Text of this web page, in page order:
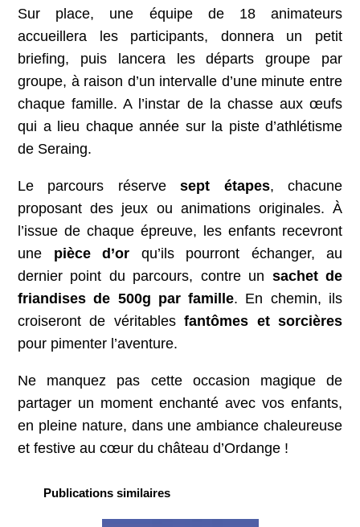
Sur place, une équipe de 18 animateurs
accueillera les participants, donnera un petit
briefing, puis lancera les départs groupe par
groupe, à raison d’un intervalle d’une minute entre
chaque famille. A l’instar de la chasse aux œufs
qui a lieu chaque année sur la piste d’athlétisme
de Seraing.
Le parcours réservesept étapes, chacune
proposant des jeux ou animations originales. À
l’issue de chaque épreuve, les enfants recevront
une pièce d’or qu’ils pourront échanger, au
dernier point du parcours, contre un sachet de
friandises de 500g par famille. En chemin, ils
croiseront de véritablesfantômes et sorcières
pour pimenter l’aventure.
Ne manquez pas cette occasion magique de
partager un moment enchanté avec vos enfants,
en pleine nature, dans une ambiance chaleureuse
et festive au cœur du château d’Ordange !
Publications similaires